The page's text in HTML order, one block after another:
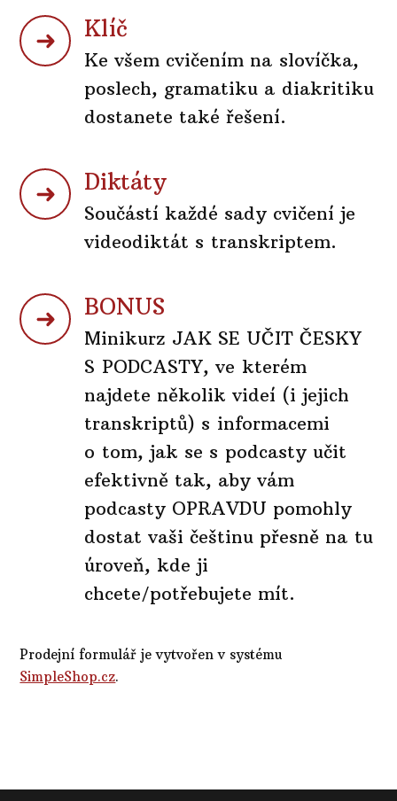
Klíč
Ke všem cvičením na slovíčka,
poslech, gramatiku a diakritiku
dostanete také řešení.
Diktáty
Součástí každé sady cvičení je
videodiktát s transkriptem.
BONUS
Minikurz JAK SE UČIT ČESKY
S PODCASTY, ve kterém
najdete několik videí (i jejich
transkriptů) s informacemi
o tom, jak se s podcasty učit
efektivně tak, aby vám
podcasty OPRAVDU pomohly
dostat vaši češtinu přesně na tu
úroveň, kde ji
chcete/potřebujete mít.
Prodejní formulář je vytvořen v systému
SimpleShop.cz.